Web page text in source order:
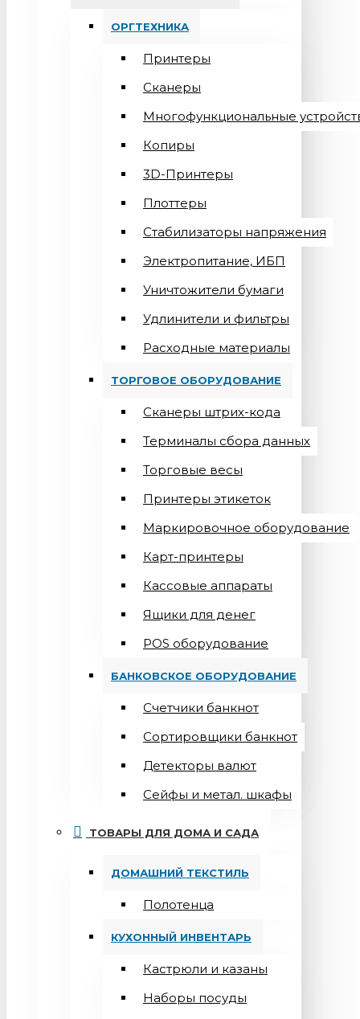
ОРГТЕХНИКА
Принтеры
Сканеры
Многофункциональные
Копиры
3D-Принтеры
Плоттеры
Стабилизаторы напряжения
Электропитание, ИБП
Уничтожители бумаги
Удлинители и фильтры
Расходные материалы
ТОРГОВОЕ ОБОРУДОВАНИЕ
Сканеры штрих-кода
Терминалы сбора данных
Торговые весы
Принтеры этикеток
Маркировочное оборудование
Карт-принтеры
Кассовые аппараты
Ящики для денег
POS оборудование
БАНКОВСКОЕ ОБОРУДОВАНИЕ
Счетчики банкнот
Сортировщики банкнот
Детекторы валют
Сейфы и метал. шкафы
ТОВАРЫ ДЛЯ ДОМА И САДА
ДОМАШНИЙ ТЕКСТИЛЬ
Полотенца
КУХОННЫЙ ИНВЕНТАРЬ
Кастрюли и казаны
Наборы посуды